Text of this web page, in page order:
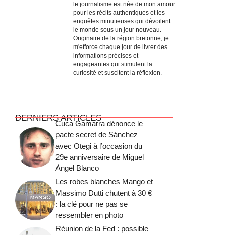
le journalisme est née de mon amour
pour les récits authentiques et les
enquêtes minutieuses qui dévoilent
le monde sous un jour nouveau.
Originaire de la région bretonne, je
m'efforce chaque jour de livrer des
informations précises et
engageantes qui stimulent la
curiosité et suscitent la réflexion.
DERNIERS ARTICLES
Cuca Gamarra dénonce le
pacte secret de Sánchez
avec Otegi à l’occasion du
29e anniversaire de Miguel
Ángel Blanco
Les robes blanches Mango et
Massimo Dutti chutent à 30 €
: la clé pour ne pas se
ressembler en photo
Réunion de la Fed : possible